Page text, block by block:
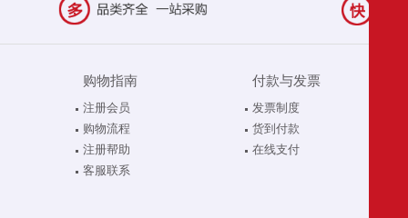
购物指南
注册会员
购物流程
注册帮助
客服联系
付款与发票
发票制度
货到付款
在线支付